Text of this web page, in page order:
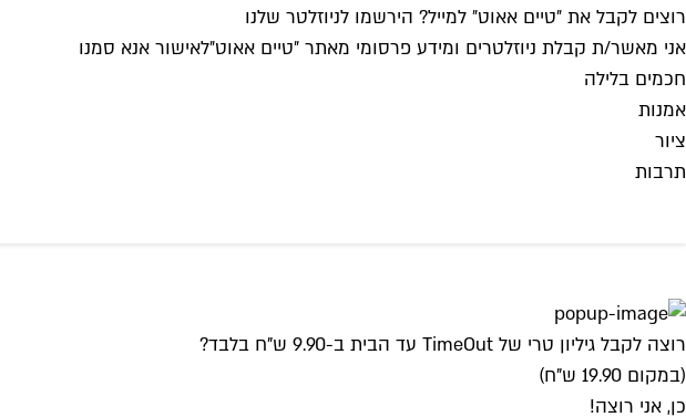
רוצים לקבל את ״טיים אאוט״ למייל? הירשמו לניוזלטר שלנו
אני מאשר/ת קבלת ניוזלטרים ומידע פרסומי מאתר ״טיים אאוט״לאישור אנא סמנו
חכמים בלילה
אמנות
ציור
תרבות
רוצה לקבל גיליון טרי של TimeOut עד הבית ב-9.90 ש"ח בלבד?
(במקום 19.90 ש"ח)
כן, אני רוצה!